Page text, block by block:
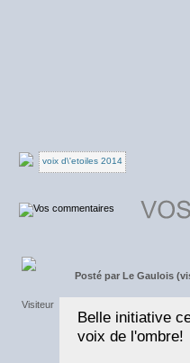
voix d\'etoiles 2014
Posté par Le Gaulois
Belle initiative
voix de l'ombre!